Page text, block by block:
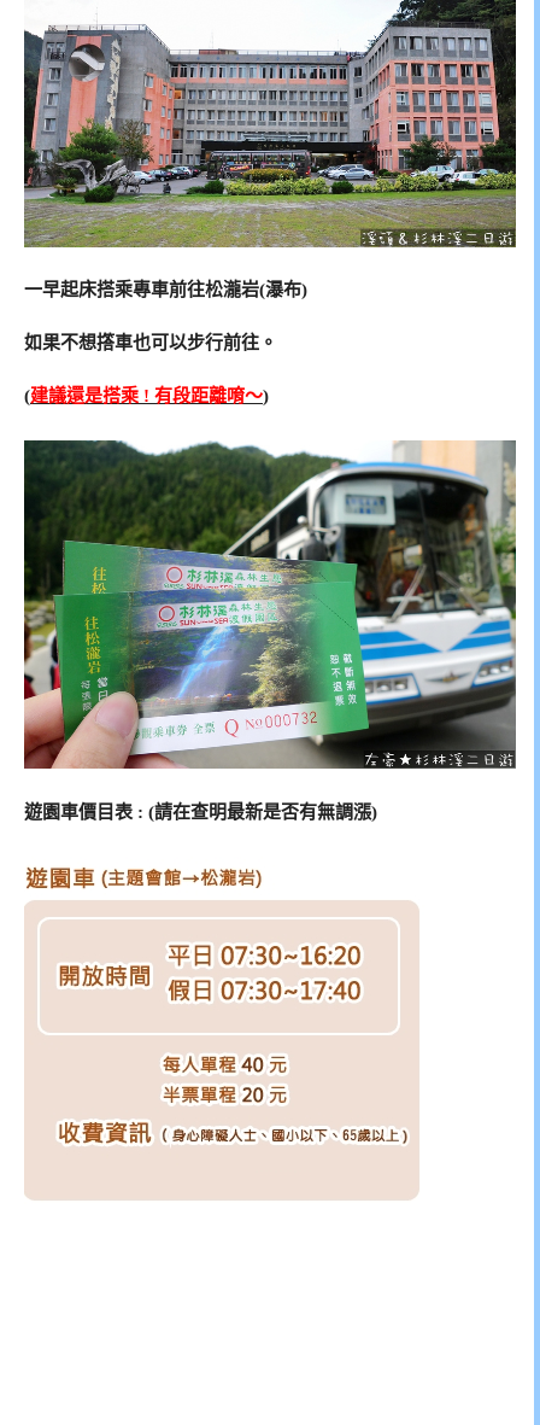
一早起床搭乘專車前往松瀧岩(瀑布)
如果不想撘車也可以步行前往。
(建議還是搭乘 ! 有段距離唷～)
遊園車價目表 : (請在查明最新是否有無調漲)